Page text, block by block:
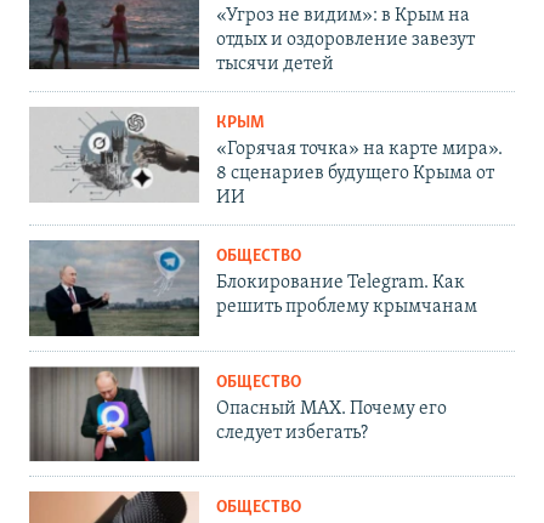
«Угроз не видим»: в Крым на
отдых и оздоровление завезут
тысячи детей
КРЫМ
«Горячая точка» на карте мира».
8 сценариев будущего Крыма от
ИИ
ОБЩЕСТВО
Блокирование Telegram. Как
решить проблему крымчанам
ОБЩЕСТВО
Опасный MAX. Почему его
следует избегать?
ОБЩЕСТВО